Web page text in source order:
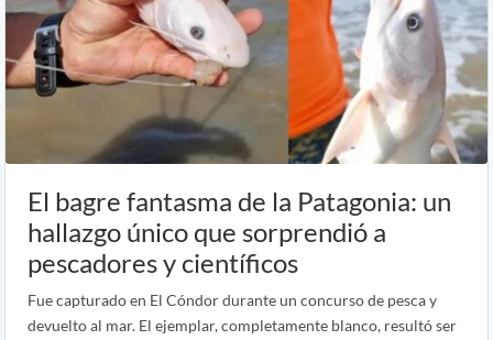
El bagre fantasma de la Patagonia: un
hallazgo único que sorprendió a
pescadores y científicos
Fue capturado en El Cóndor durante un concurso de pesca y
devuelto al mar. El ejemplar, completamente blanco, resultó ser